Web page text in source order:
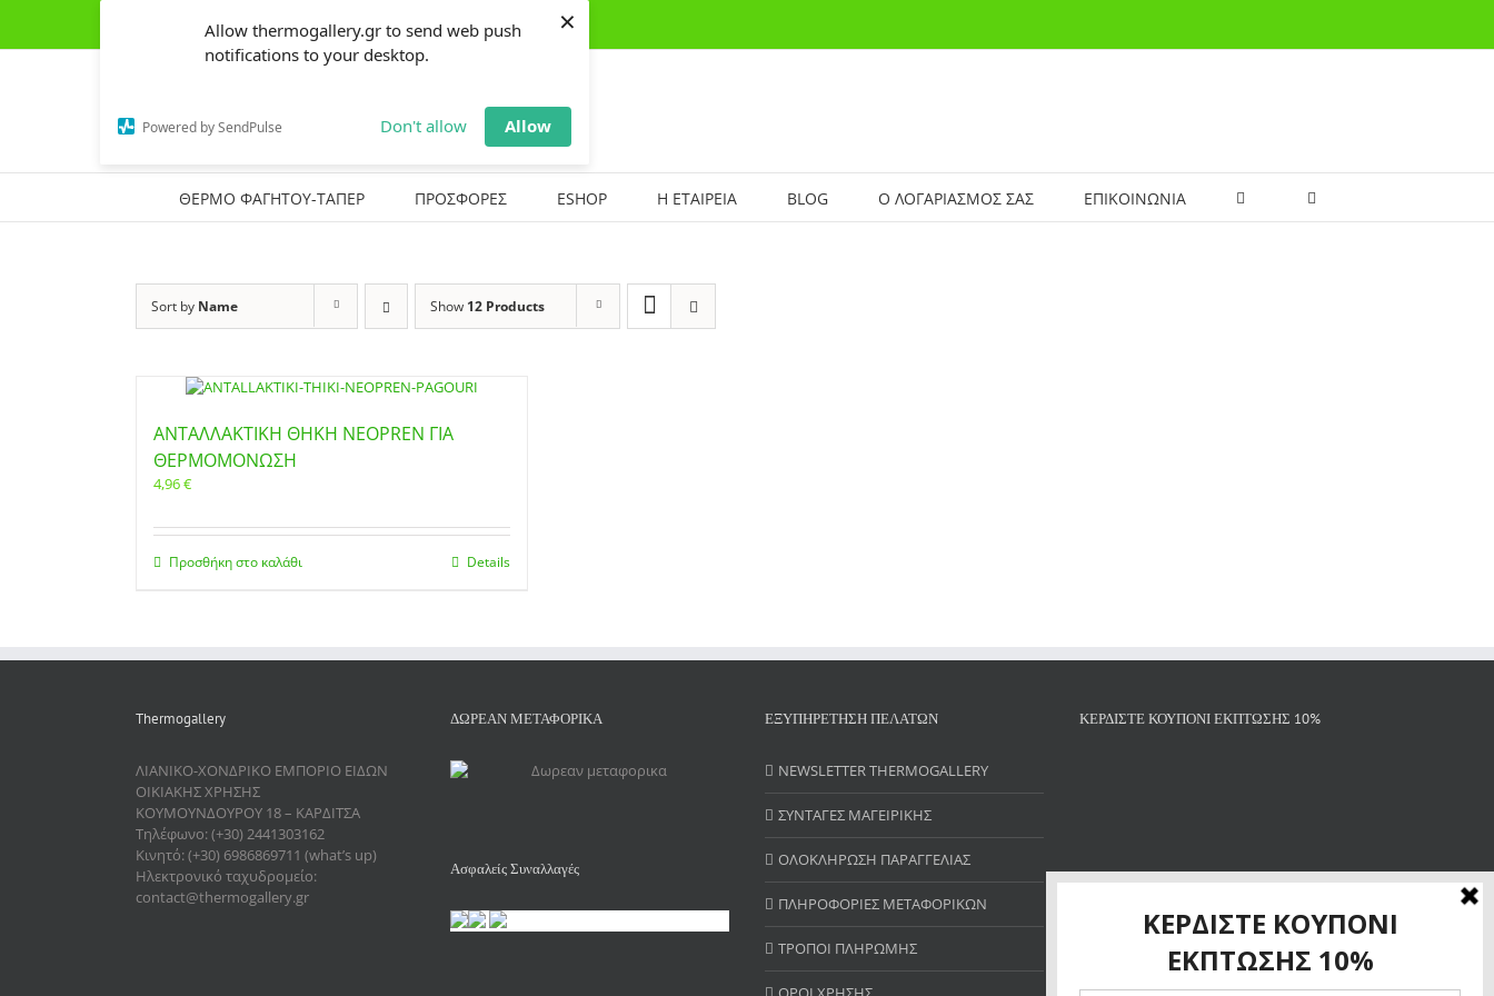
Allow thermogallery.gr to send web push
notifications to your desktop.
Powered by SendPulse Don't allow Allow
×
content
(+30) 2441303162 | thermogallery@gmail.com
ΘΕΡΜΟ ΦΑΓΗΤΟΥ-ΤΑΠΕΡ ΠΡΟΣΦΟΡΕΣ ESHOP Η ΕΤΑΙΡΕΙΑ BLOG Ο ΛΟΓΑΡΙΑΣΜΟΣ ΣΑΣ ΕΠΙΚΟΙΝΩΝΙΑ
Sort by Name Show 12 Products
ΑΝΤΑΛΛΑΚΤΙΚΗ ΘΗΚΗ NEOPREN ΓΙΑ
ΘΕΡΜΟΜΟΝΩΣΗ
4,96€
Προσθήκη στο καλάθι Details
Thermogallery
ΛΙΑΝΙΚΟ-ΧΟΝΔΡΙΚΟ ΕΜΠΟΡΙΟ ΕΙΔΩΝ
ΟΙΚΙΑΚΗΣ ΧΡΗΣΗΣ
ΚΟΥΜΟΥΝΔΟΥΡΟΥ 18 – ΚΑΡΔΙΤΣΑ
Τηλέφωνο: (+30) 2441303162
Κινητό: (+30) 6986869711 (what’s up)
Ηλεκτρονικό ταχυδρομείο:
contact@thermogallery.gr
ΔΩΡΕΑΝ ΜΕΤΑΦΟΡΙΚΑ
Ασφαλείς Συναλλαγές
ΕΞΥΠΗΡΕΤΗΣΗ ΠΕΛΑΤΩΝ
NEWSLETTER THERMOGALLERY
ΣΥΝΤΑΓΕΣ ΜΑΓΕΙΡΙΚΗΣ
ΟΛΟΚΛΗΡΩΣΗ ΠΑΡΑΓΓΕΛΙΑΣ
ΠΛΗΡΟΦΟΡΙΕΣ ΜΕΤΑΦΟΡΙΚΩΝ
ΤΡΟΠΟΙ ΠΛΗΡΩΜΗΣ
ΚΕΡΔΙΣΤΕ ΚΟΥΠΟΝΙ ΕΚΠΤΩΣΗΣ 10%